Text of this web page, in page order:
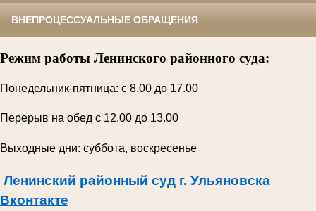
ВНЕПРОЦЕССУАЛЬНЫЕ ОБРАЩЕНИЯ
Режим работы Ленинского районного суда:
Понедельник-пятница: с 8.00 до 17.00
Перерыв на обед с 12.00 до 13.00
Выходные дни: суббота, воскресенье
Ленинский районный суд г. Ульяновска
Вконтакте